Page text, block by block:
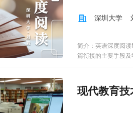
深圳大学
简介：英语深度阅
篇衔接的主要手段
现代教育技